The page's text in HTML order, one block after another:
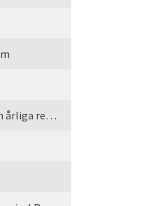
Games Made in Sweden 2026 – Den årliga rean är tillbaka